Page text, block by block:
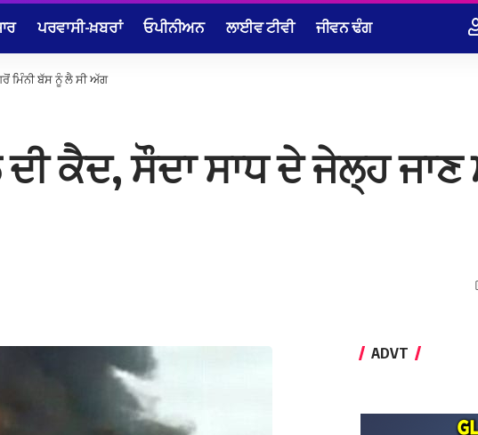
ਪਰਵਾਸੀ-ਖ਼ਬਰਾਂ ਓਪੀਨੀਅਨ ਲਾਈਵ ਟੀਵੀ ਜੀਵਨ ਢੰਗ
ਮਿੰਨੀ ਬੱਸ ਨੂੰ ਲੈ ਸੀ ਅੱਗ
ਕੈਦ, ਸੌਦਾ ਸਾਧ ਦੇ ਜੇਲ੍ਹ ਜਾਣ
ADVT